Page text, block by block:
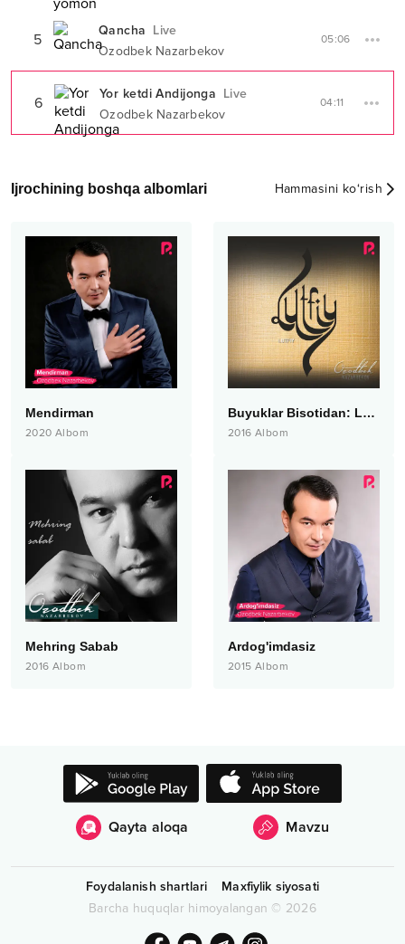
5 Qancha Live
Ozodbek Nazarbekov
05:06
6 Yor ketdi Andijonga Live
Ozodbek Nazarbekov
04:11
Ijrochining boshqa albomlari Hammasini ko‘rish
Mendirman
2020 Albom
Buyuklar Bisotidan: Lutfiy
2016 Albom
Mehring Sabab
2016 Albom
Ardog'imdasiz
2015 Albom
Qayta aloqa Mavzu
Foydalanish shartlari
Maxfiylik siyosati
Barcha huquqlar himoyalangan © 2026